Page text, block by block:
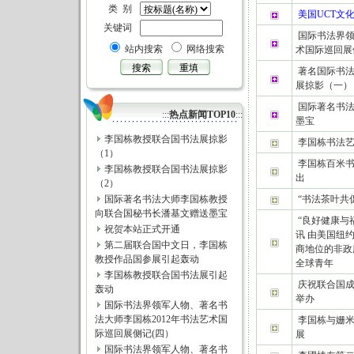
类 别
关键词
站内搜索
网络搜索
:::热点新闻TOP10:::
李国栋教授联合国书法展掠影
（1）
李国栋教授联合国书法展掠影
（2）
国际著名书法大师李国栋教授
向联合国秘书长潘基文赠送墨宝
祝贺本站正式开通
第二届联合国中文日，李国栋
教授作品国参展引起轰动
李国栋教授联合国书法展引起
轰动
国际书法界领军人物、著名书
法大师李国栋2012年书法艺术国
际巡回展侧记(四）
国际书法界领军人物、著名书
美国UCT文
国际书法界
术国际巡回
著名国际书
展掠影（一）
国际著名书
墨宝
李国栋书法
李国栋百米
出
“书法茶叶共
“良好健康与
讯 由美国纽
商地位的非
全球青年
庆祝联合国
举办
李国栋与姗
展